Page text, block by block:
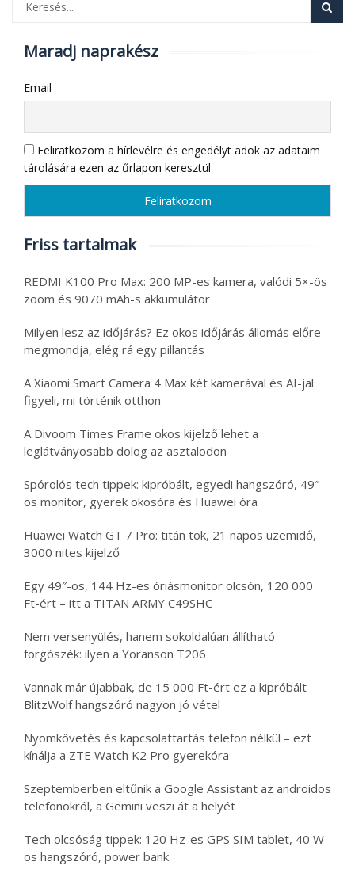
Maradj naprakész
Email
Feliratkozom a hírlevélre és engedélyt adok az adataim
tárolására ezen az űrlapon keresztül
Friss tartalmak
REDMI K100 Pro Max: 200 MP-es kamera, valódi 5×-ös
zoom és 9070 mAh-s akkumulátor
Milyen lesz az időjárás? Ez okos időjárás állomás előre
megmondja, elég rá egy pillantás
A Xiaomi Smart Camera 4 Max két kamerával és AI-jal
figyeli, mi történik otthon
A Divoom Times Frame okos kijelző lehet a
leglátványosabb dolog az asztalodon
Spórolós tech tippek: kipróbált, egyedi hangszóró, 49″-
os monitor, gyerek okosóra és Huawei óra
Huawei Watch GT 7 Pro: titán tok, 21 napos üzemidő,
3000 nites kijelző
Egy 49″-os, 144 Hz-es óriásmonitor olcsón, 120 000
Ft-ért – itt a TITAN ARMY C49SHC
Nem versenyülés, hanem sokoldalúan állítható
forgószék: ilyen a Yoranson T206
Vannak már újabbak, de 15 000 Ft-ért ez a kipróbált
BlitzWolf hangszóró nagyon jó vétel
Nyomkövetés és kapcsolattartás telefon nélkül – ezt
kínálja a ZTE Watch K2 Pro gyerekóra
Szeptemberben eltűnik a Google Assistant az androidos
telefonokról, a Gemini veszi át a helyét
Tech olcsóság tippek: 120 Hz-es GPS SIM tablet, 40 W-
os hangszóró, power bank